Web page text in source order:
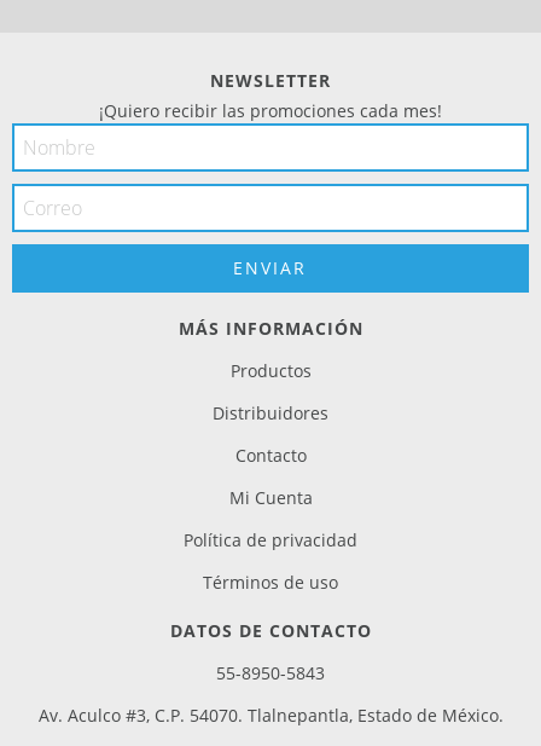
NEWSLETTER
¡Quiero recibir las promociones cada mes!
MÁS INFORMACIÓN
Productos
Distribuidores
Contacto
Mi Cuenta
Política de privacidad
Términos de uso
DATOS DE CONTACTO
55-8950-5843
Av. Aculco #3, C.P. 54070. Tlalnepantla, Estado de México.